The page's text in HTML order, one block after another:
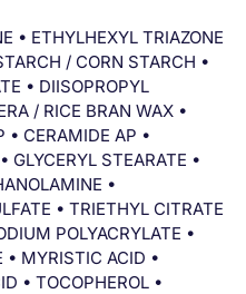
• ETHYLHEXYL TRIAZONE
/ CORN STARCH •
• DIISOPROPYL
/ RICE BRAN WAX •
• CERAMIDE AP •
GLYCERYL STEARATE •
•
• TRIETHYL CITRATE
POLYACRYLATE •
• MYRISTIC ACID •
• TOCOPHEROL •